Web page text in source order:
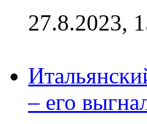
27.8.2023,
– его